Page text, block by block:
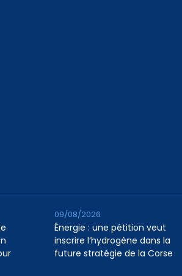
Énergie : une pétition veut
inscrire l’hydrogène dans la
future stratégie de la Corse
09/08/2026